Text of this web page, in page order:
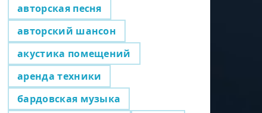
авторская песня
авторский шансон
акустика помещений
аренда техники
бардовская музыка